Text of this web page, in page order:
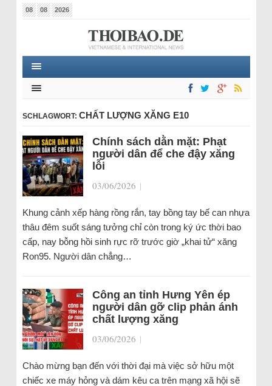
08 08 2026
SCHLAGWORT: CHẤT LƯỢNG XĂNG E10
Chính sách dằn mặt: Phạt
người dân để che đậy xăng
lỗi
03/06/2026 |
Khung cảnh xếp hàng rồng rắn, tay bồng tay bế can nhựa
thâu đêm suốt sáng tưởng chỉ còn trong ký ức thời bao
cấp, nay bỗng hồi sinh rực rỡ trước giờ „khai tử“ xăng
Ron95. Người dân chẳng…
Công an tỉnh Hưng Yên ép
người dân gỡ clip phản ánh
chất lượng xăng
03/06/2026 |
Chào mừng bạn đến với thời đại mà việc sở hữu một
chiếc xe máy hỏng và dám kêu ca trên mạng xã hội sẽ